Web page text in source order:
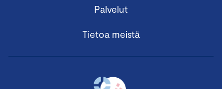
Palvelut
Tietoa meistä